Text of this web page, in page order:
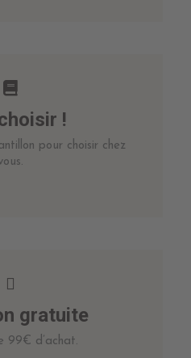
!
pour choisir chez
gratuite
99€ d’achat.